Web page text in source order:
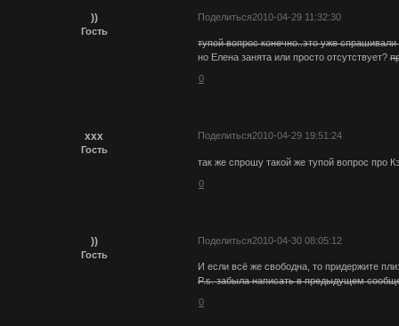
Поделиться2010-04-29 11:32:30
))
Гость
тупой вопрос конечно..это уже спрашивали
но Елена занята или просто отсутствует?
0
Поделиться2010-04-29 19:51:24
ххх
Гость
так же спрошу такой же тупой вопрос про
0
Поделиться2010-04-30 08:05:12
))
Гость
И если всё же свободна, то придержите
P.s. забыла написать в предыдущем
0